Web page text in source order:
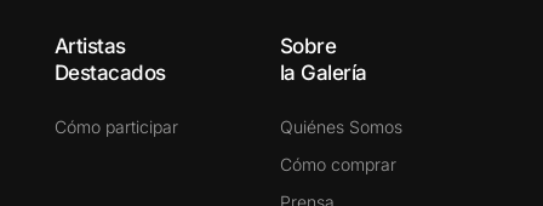
Artistas
Destacados
Cómo participar
Sobre
la Galería
Quiénes Somos
Cómo comprar
Prensa